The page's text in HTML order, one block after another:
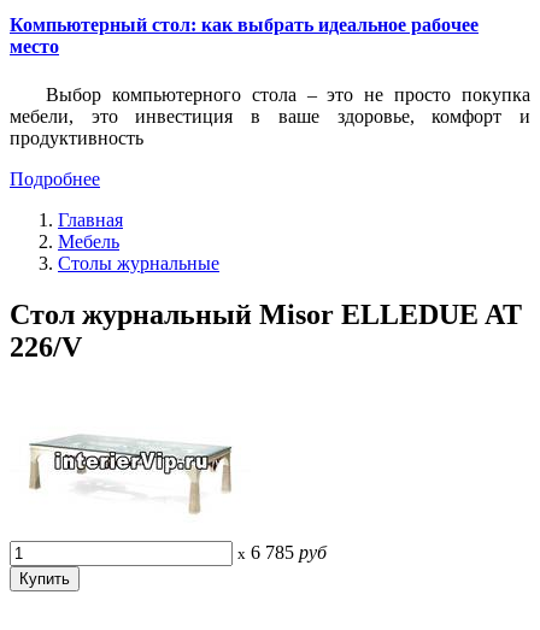
Компьютерный стол: как выбрать идеальное рабочее
место
Выбор компьютерного стола – это не просто покупка
мебели, это инвестиция в ваше здоровье, комфорт и
продуктивность
Подробнее
Главная
Мебель
Столы журнальные
Стол журнальный Misor ELLEDUE AT
226/V
x 6 785 руб